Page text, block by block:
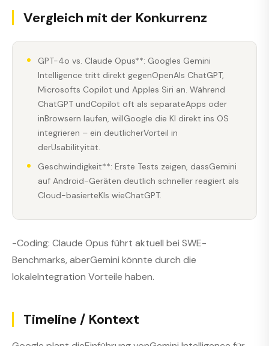
Vergleich mit der Konkurrenz
GPT-4o vs. Claude Opus**: Googles Gemini
Intelligence tritt direkt gegenOpenAIs ChatGPT,
Microsofts Copilot und Apples Siri an. Während
ChatGPT undCopilot oft als separateApps oder
inBrowsern laufen, willGoogle die KI direkt ins OS
integrieren – ein deutlicherVorteil in
derUsabilityität.
Geschwindigkeit**: Erste Tests zeigen, dassGemini
auf Android-Geräten deutlich schneller reagiert als
Cloud-basierteKIs wieChatGPT.
-Coding: Claude Opus führt aktuell bei SWE-
Benchmarks, aberGemini könnte durch die
lokaleIntegration Vorteile haben.
Timeline / Kontext